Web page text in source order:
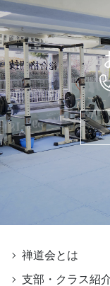
禅道会とは
支部・クラス紹